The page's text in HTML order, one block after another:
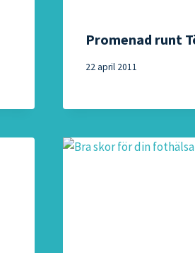
Promenad runt
22 april 2011